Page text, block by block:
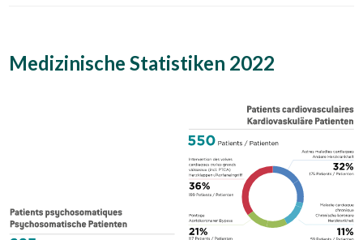
Medizinische Statistiken 2022